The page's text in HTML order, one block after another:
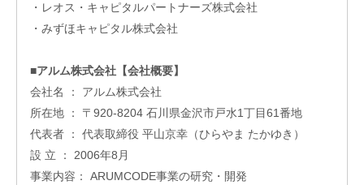
ビジ
ネス
グ
ビジ
ネス
イノ
ベー
ショ
ンス
・レオス・キャピタルパートナーズ株式会社
・みずほキャピタル株式会社
■アルム株式会社【会社概要】
会社名 ： アルム株式会社
所在地 ： 〒920-8204 石川県金沢市戸水1丁目61番地
代表者 ： 代表取締役 平山京幸（ひらやま たかゆき）
設 立 ： 2006年8月
事業内容： ARUMCODE事業の研究・開発